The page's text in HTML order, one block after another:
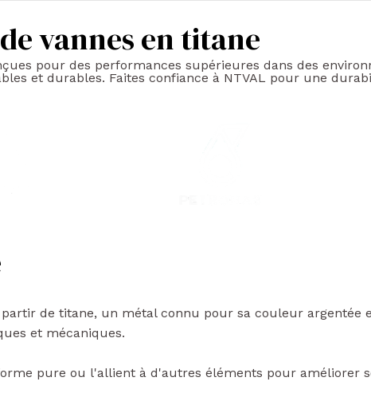
vannes en titane
pour des performances supérieures dans des
et durables. Faites confiance à NTVAL pour une
de titane, un métal connu pour sa couleur
et mécaniques.
pure ou l'allient à d'autres éléments pour améliorer